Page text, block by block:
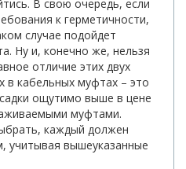
В свою очередь, если
к герметичности,
случае подойдет
Ну и, конечно же, нельзя
отличие этих двух
в кабельных муфтах – это
ощутимо выше в цене
муфтами.
каждый должен
учитывая вышеуказанные